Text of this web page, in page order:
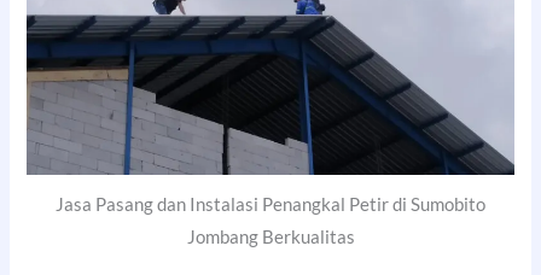
Jasa Pasang dan Instalasi Penangkal Petir di Sumobito
Jombang Berkualitas